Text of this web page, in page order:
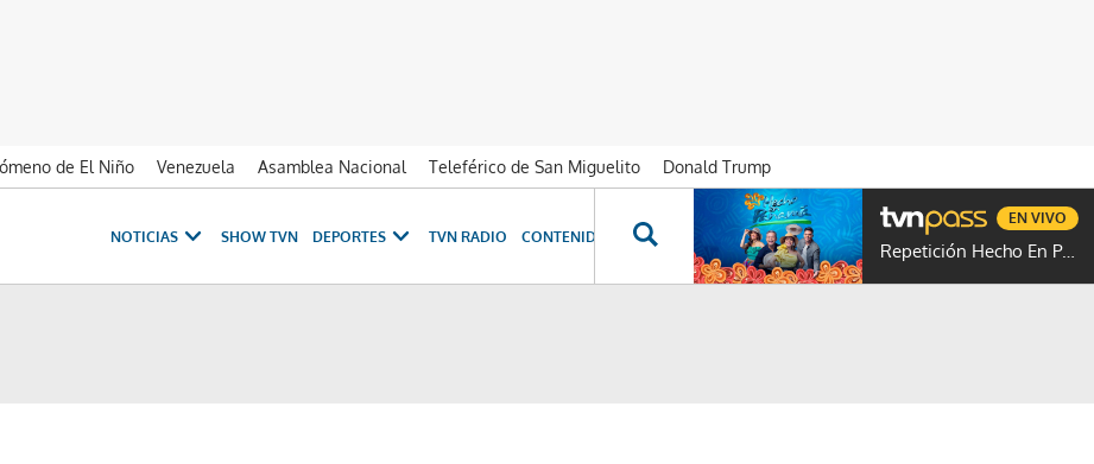
de El Niño Venezuela Asamblea Nacional Teleférico de San Miguelito
Donald Trump
NOTICIAS SHOW TVN DEPORTES TVN RADIO CONTENIDOS ESPECIALES NOVELAS PROGRAMAS GENTE TVN
Repetición Hecho En Panamá
EN VIVO